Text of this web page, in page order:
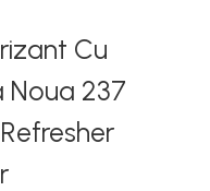
Cu
Noua 237